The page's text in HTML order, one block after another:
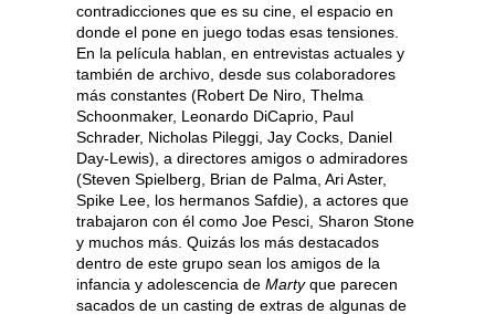
contradicciones que es su cine, el espacio en
donde el pone en juego todas esas tensiones.
En la película hablan, en entrevistas actuales y
también de archivo, desde sus colaboradores
más constantes (Robert De Niro, Thelma
Schoonmaker, Leonardo DiCaprio, Paul
Schrader, Nicholas Pileggi, Jay Cocks, Daniel
Day-Lewis), a directores amigos o admiradores
(Steven Spielberg, Brian de Palma, Ari Aster,
Spike Lee, los hermanos Safdie), a actores que
trabajaron con él como Joe Pesci, Sharon Stone
y muchos más. Quizás los más destacados
dentro de este grupo sean los amigos de la
infancia y adolescencia de Martyque parecen
sacados de un casting de extras de algunas de